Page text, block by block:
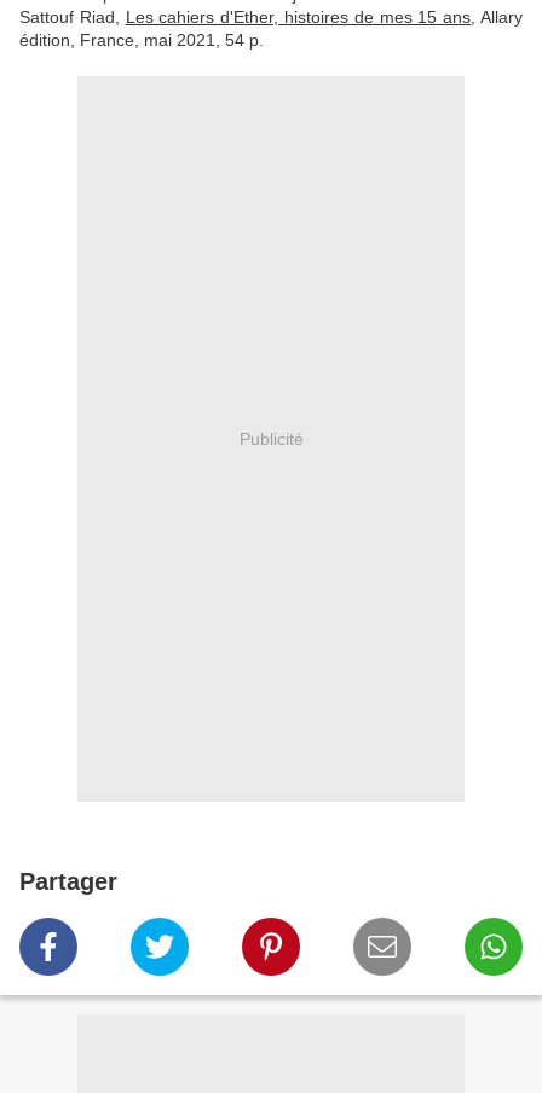
Sattouf Riad, Les cahiers d'Ether, histoires de mes 15 ans , Allary
édition, France, mai 2021, 54 p.
Publicité
Partager